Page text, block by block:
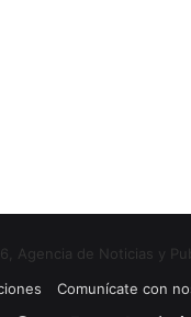
Agencia de Noticias y
Comunícate con